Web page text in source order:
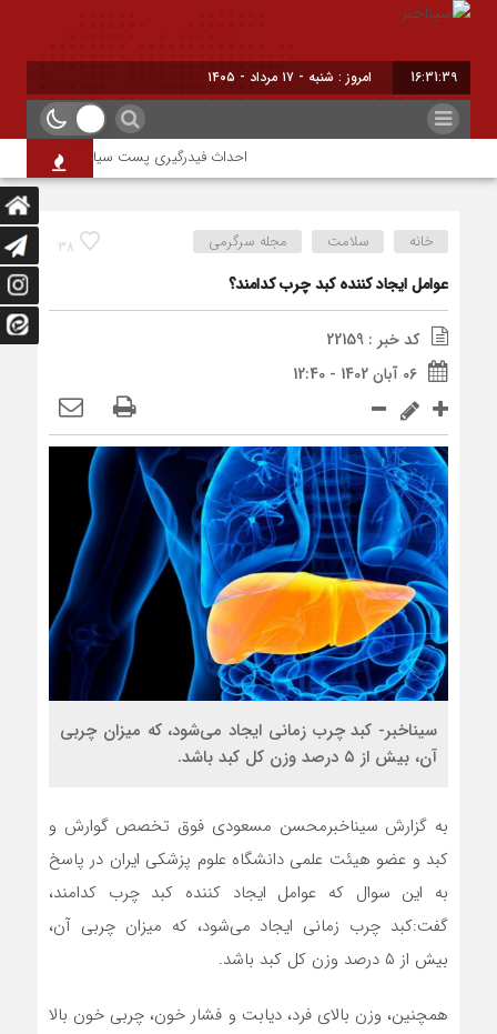
16:31:40 امروز : شنبه - ۱۷ مرداد - ۱۴۰۵
احداث فیدرگیری پست سیار شهرک رازی؛
38 خانه سلامت مجله سرگرمی
عوامل ایجاد کننده کبد چرب کدامند؟
کد خبر : 22159
06 آبان 1402 - 12:40
سیناخبر- کبد چرب زمانی ایجاد می‌شود، که میزان چربی
آن، بیش از ۵ درصد وزن کل کبد باشد.
به گزارش سیناخبرمحسن مسعودی فوق تخصص گوارش و
کبد و عضو هیئت علمی دانشگاه علوم پزشکی ایران در پاسخ
به این سوال که عوامل ایجاد کننده کبد چرب کدامند،
گفت:کبد چرب زمانی ایجاد می‌شود، که میزان چربی آن،
بیش از ۵ درصد وزن کل کبد باشد.
همچنین، وزن بالای فرد، دیابت و فشار خون، چربی خون بالا